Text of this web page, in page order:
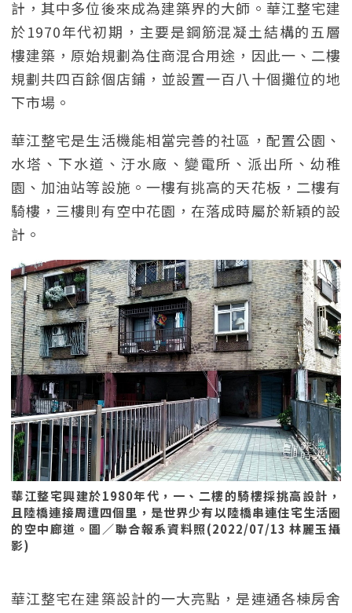
計，其中多位後來成為建築界的大師。華江整宅建
於1970年代初期，主要是鋼筋混凝土結構的五層
樓建築，原始規劃為住商混合用途，因此一、二樓
規劃共四百餘個店鋪，並設置一百八十個攤位的地
下市場。
華江整宅是生活機能相當完善的社區，配置公園、
水塔、下水道、汙水廠、變電所、派出所、幼稚
園、加油站等設施。一樓有挑高的天花板，二樓有
騎樓，三樓則有空中花園，在落成時屬於新穎的設
計。
華江整宅興建於1980年代，一、二樓的騎樓採挑高設計，
且陸橋連接周遭四個里，是世界少有以陸橋串連住宅生活圈
的空中廊道。圖／聯合報系資料照(2022/07/13 林麗玉攝
影)
華江整宅在建築設計的一大亮點，是連通各棟房舍